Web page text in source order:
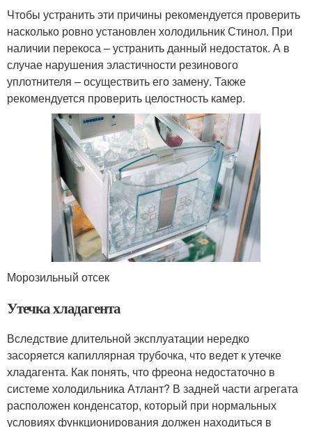
Чтобы устранить эти причины рекомендуется проверить
насколько ровно установлен холодильник Стинол. При
наличии перекоса – устранить данный недостаток. А в
случае нарушения эластичности резинового
уплотнителя – осуществить его замену. Также
рекомендуется проверить целостность камер.
Морозильный отсек
Утечка хладагента
Вследствие длительной эксплуатации нередко
засоряется капиллярная трубочка, что ведет к утечке
хладагента. Как понять, что фреона недостаточно в
системе холодильника Атлант? В задней части агрегата
расположен конденсатор, который при нормальных
условиях функционирования должен находиться в